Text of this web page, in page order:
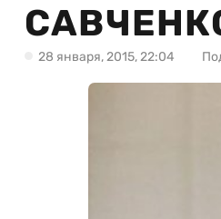
28 января, 2015, 22:04